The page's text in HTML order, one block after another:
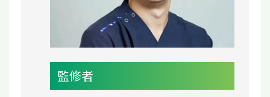
監修者